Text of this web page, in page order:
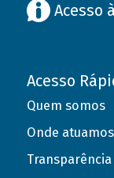
Acesso
Acesso
Quem somos
Onde atuamos
Transparência